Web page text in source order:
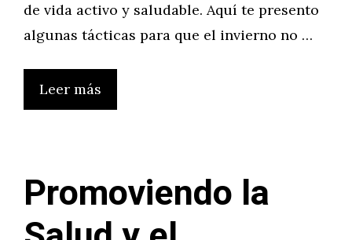
de vida activo y saludable. Aquí te presento
algunas tácticas para que el invierno no …
Leer más
Promoviendo la